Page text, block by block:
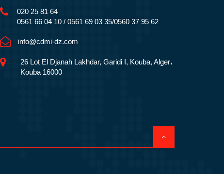
020 25 81 64
0561 66 04 10 / 0561 69 03 35/0560 37 95 62
info@cdmi-dz.com
26 Lot El Djanah Lakhdar, Garidi I, Kouba, Alger،
Kouba 16000